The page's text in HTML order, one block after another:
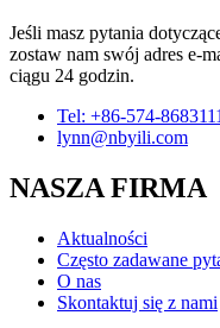
Jeśli masz pytania
zostaw nam swój adres e-
ciągu 24 godzin.
Tel: +86-574-
lynn@nbyili.com
NASZA FIRMA
Aktualności
Często zadawane
O nas
Skontaktuj się z nami